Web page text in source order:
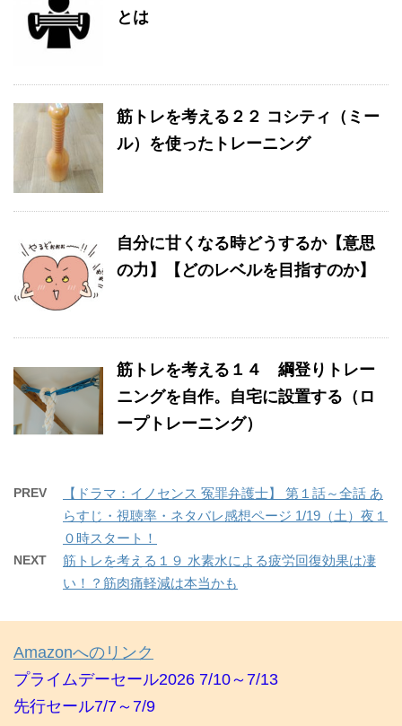
とは
筋トレを考える２２ コシティ（ミー
ル）を使ったトレーニング
自分に甘くなる時どうするか【意思
の力】【どのレベルを目指すのか】
筋トレを考える１４ 綱登りトレー
ニングを自作。自宅に設置する（ロ
ープトレーニング）
PREV
【ドラマ：イノセンス 冤罪弁護士】 第１話～全話 あ
らすじ・視聴率・ネタバレ感想ページ 1/19（土）夜１
０時スタート！
NEXT
筋トレを考える１９ 水素水による疲労回復効果は凄
い！？筋肉痛軽減は本当かも
Amazonへのリンク
プライムデーセール2026 7/10～7/13
先行セール7/7～7/9